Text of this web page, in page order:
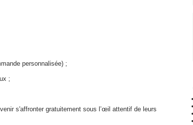
personnalisée) ;
;
s'affronter gratuitement sous l’œil attentif de leurs